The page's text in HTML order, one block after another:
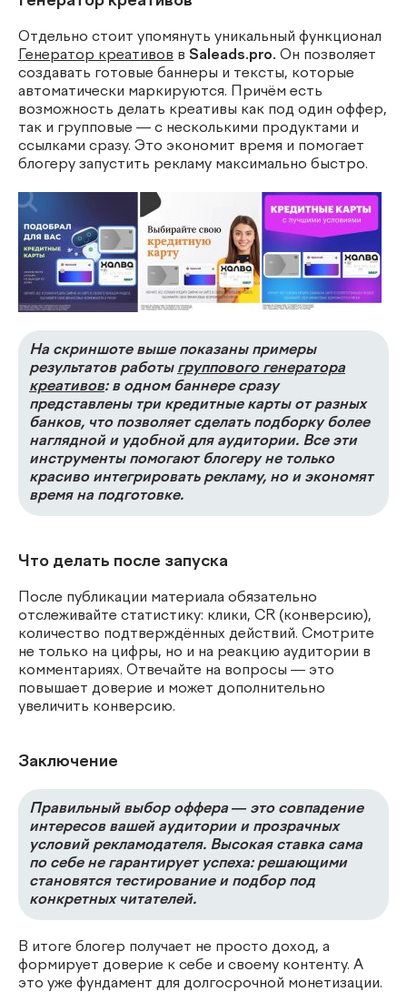
Отдельно стоит упомянуть уникальный функционал
Генератор креативов в Saleads.pro. Он позволяет
создавать готовые баннеры и тексты, которые
автоматически маркируются. Причём есть
возможность делать креативы как под один оффер,
так и групповые — с несколькими продуктами и
ссылками сразу. Это экономит время и помогает
блогеру запустить рекламу максимально быстро.
На скриншоте выше показаны примеры
результатов работы группового генератора
креативов: в одном баннере сразу
представлены три кредитные карты от разных
банков, что позволяет сделать подборку более
наглядной и удобной для аудитории. Все эти
инструменты помогают блогеру не только
красиво интегрировать рекламу, но и экономят
время на подготовке.
Что делать после запуска
После публикации материала обязательно
отслеживайте статистику: клики, CR (конверсию),
количество подтверждённых действий. Смотрите
не только на цифры, но и на реакцию аудитории в
комментариях. Отвечайте на вопросы — это
повышает доверие и может дополнительно
увеличить конверсию.
Заключение
Правильный выбор оффера — это совпадение
интересов вашей аудитории и прозрачных
условий рекламодателя. Высокая ставка сама
по себе не гарантирует успеха: решающими
становятся тестирование и подбор под
конкретных читателей.
В итоге блогер получает не просто доход, а
формирует доверие к себе и своему контенту. А
это уже фундамент для долгосрочной монетизации.